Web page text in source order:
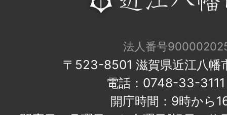
法人番号
〒523-8501 滋賀県近江八幡
電話：0748-33-
開庁時間：9時から